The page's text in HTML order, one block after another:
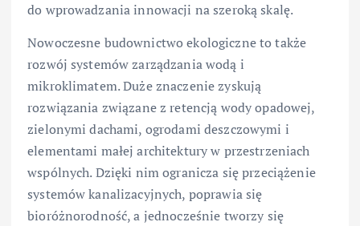
do wprowadzania innowacji na szeroką skalę.
Nowoczesne budownictwo ekologiczne to także
rozwój systemów zarządzania wodą i
mikroklimatem. Duże znaczenie zyskują
rozwiązania związane z retencją wody opadowej,
zielonymi dachami, ogrodami deszczowymi i
elementami małej architektury w przestrzeniach
wspólnych. Dzięki nim ogranicza się przeciążenie
systemów kanalizacyjnych, poprawia się
bioróżnorodność, a jednocześnie tworzy się